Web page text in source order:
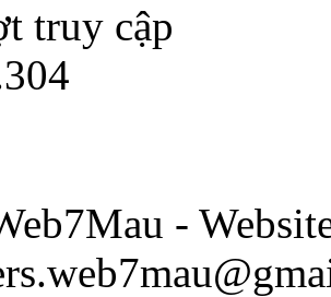
truy cập
-